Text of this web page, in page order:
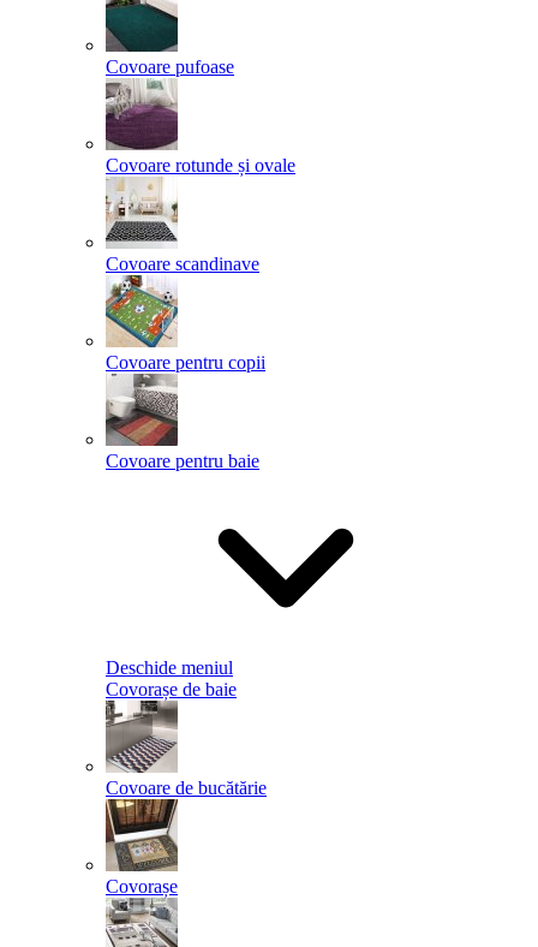
Covoare pufoase
Covoare rotunde și ovale
Covoare scandinave
Covoare pentru copii
Covoare pentru baie
Deschide meniul
Covorașe de baie
Covoare de bucătărie
Covorașe